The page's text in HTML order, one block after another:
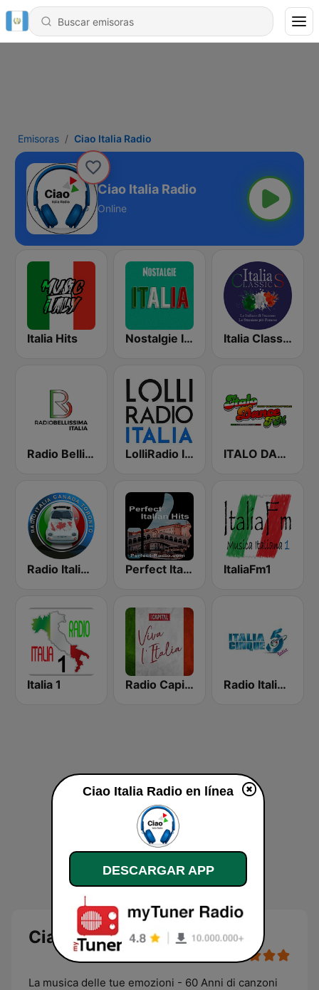
Emisoras Ciao Italia Radio
Ciao Italia Radio
Online
Italia Hits Nostalgie Italia Italia Classics
Radio Bellissima Italia LolliRadio Italia ITALO DANCE FM
Radio Italia Canada Perfect Italian Hits ItaliaFm1
Italia 1 Radio Capital W L'Italia Radio Italia 5
Ciao Italia Radio
La musica delle tue emozioni - 60 Anni di canzoni
Ciao Italia Radio en línea
DESCARGAR APP